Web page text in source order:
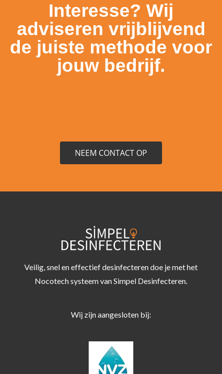
Interesse? Wij
adviseren vrijblijvend
de juiste methode voor
jouw bedrijf.
NEEM CONTACT OP
Veilig, snel en effectief desinfecteren doe je met het
Nocotech systeem van Simpel Desinfecteren.
Wij zijn aangesloten bij: